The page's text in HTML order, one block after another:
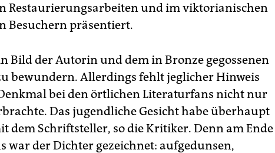
Restaurierungsarbeiten und im viktorianischen
Besuchern präsentiert.
Bild der Autorin und dem in Bronze gegossenen
bewundern. Allerdings fehlt jeglicher Hinweis
bei den örtlichen Literaturfans nicht nur
Das jugendliche Gesicht habe überhaupt
dem Schriftsteller, so die Kritiker. Denn am Ende
war der Dichter gezeichnet: aufgedunsen,